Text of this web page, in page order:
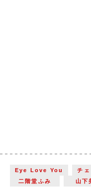
Eye Love You チ
二階堂ふみ
山下